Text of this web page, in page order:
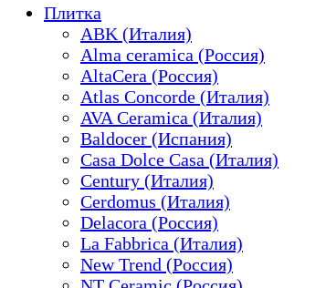
Плитка
ABK (Италия)
Alma ceramica (Россия)
AltaCera (Россия)
Atlas Concorde (Италия)
AVA Ceramica (Италия)
Baldocer (Испания)
Casa Dolce Casa (Италия)
Century (Италия)
Cerdomus (Италия)
Delacora (Россия)
La Fabbrica (Италия)
New Trend (Россия)